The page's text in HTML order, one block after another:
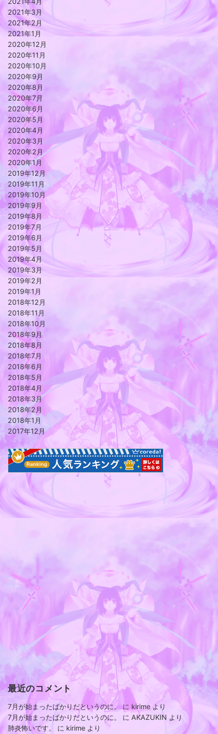
2021年3月
2021年2月
2021年1月
2020年12月
2020年11月
2020年10月
2020年9月
2020年8月
2020年7月
2020年6月
2020年5月
2020年4月
2020年3月
2020年2月
2020年1月
2019年12月
2019年11月
2019年10月
2019年9月
2019年8月
2019年7月
2019年6月
2019年5月
2019年4月
2019年3月
2019年2月
2019年1月
2018年12月
2018年11月
2018年10月
2018年9月
2018年8月
2018年7月
2018年6月
2018年5月
2018年4月
2018年3月
2018年2月
2018年1月
2017年12月
最近のコメント
7月が始まったばかりだというのに。 に kirimeより
7月が始まったばかりだというのに。
に AKAZUKIN より
肺炎怖いです。
に kirime より